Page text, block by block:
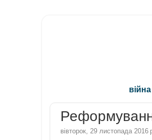
війна
вівторок, 29 листопада 2016